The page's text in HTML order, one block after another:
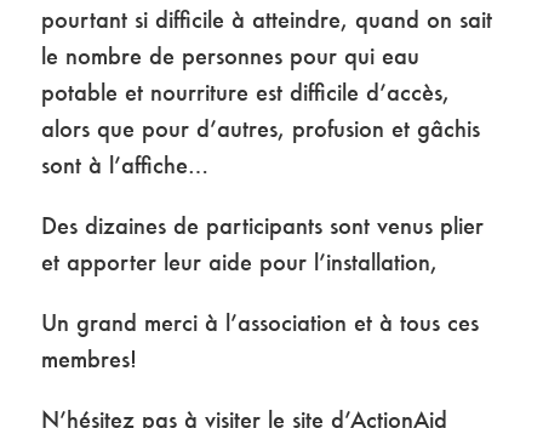
pourtant si difficile à atteindre, quand on sait
le nombre de personnes pour qui eau
potable et nourriture est difficile d’accès,
alors que pour d’autres, profusion et gâchis
sont à l’affiche…
Des dizaines de participants sont venus plier
et apporter leur aide pour l’installation,
Un grand merci à l’association et à tous ces
membres!
N’hésitez pas à visiter le site d’ActionAid